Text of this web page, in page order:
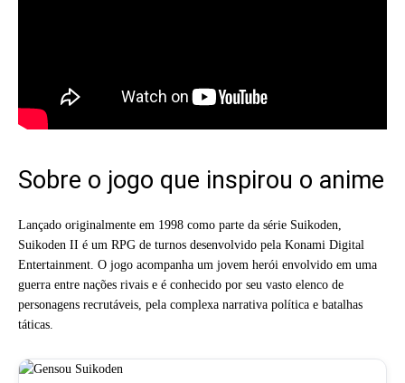
Sobre o jogo que inspirou o anime
Lançado originalmente em 1998 como parte da série Suikoden,
Suikoden II é um RPG de turnos desenvolvido pela Konami Digital
Entertainment. O jogo acompanha um jovem herói envolvido em uma
guerra entre nações rivais e é conhecido por seu vasto elenco de
personagens recrutáveis, pela complexa narrativa política e batalhas
táticas.